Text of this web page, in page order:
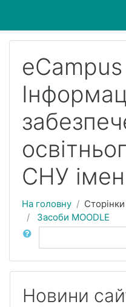
eCampus
СНУ
На головну
Засоби MOODLE
Пошук
Новини